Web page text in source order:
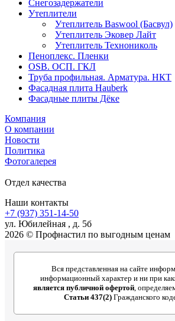
Снегозадержатели
Утеплители
Утеплитель Baswool (Басвул)
Утеплитель Эковер Лайт
Утеплитель Технониколь
Пеноплекс. Пленки
OSB. ОСП. ГКЛ
Труба профильная. Арматура. НКТ
Фасадная плита Hauberk
Фасадные плиты Дёке
Компания
О компании
Новости
Политика
Фотогалерея
Отдел качества
Наши контакты
+7 (937) 351-14-50
ул. Юбилейная , д. 5б
2026 © Профнастил по выгодным ценам
Вся представленная на сайте
информационный характер и ни при
является публичной офертой,
Статьи 437(2) Гражданского